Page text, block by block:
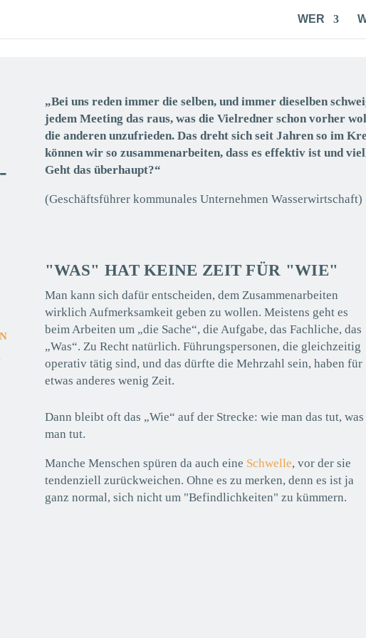
WER
„Bei uns reden immer die selben, und immer dieselben
jedem Meeting das raus, was die Vielredner schon vorher
die anderen unzufrieden. Das dreht sich seit Jahren so im
können wir so zusammenarbeiten, dass es effektiv ist und
Geht das überhaupt?“
(Geschäftsführer kommunales Unternehmen Wasserwirtschaft)
"WAS" HAT KEINE ZEIT FÜR "WIE"
Man kann sich dafür entscheiden, dem Zusammenarbeiten
wirklich Aufmerksamkeit geben zu wollen. Meistens geht es
beim Arbeiten um „die Sache“, die Aufgabe, das Fachliche, das
„Was“. Zu Recht natürlich. Führungspersonen, die gleichzeitig
operativ tätig sind, und das dürfte die Mehrzahl sein, haben für
etwas anderes wenig Zeit.
Dann bleibt oft das „Wie“ auf der Strecke: wie man das tut, was
man tut.
Manche Menschen spüren da auch eine Schwelle, vor der sie
tendenziell zurückweichen. Ohne es zu merken, denn es ist ja
ganz normal, sich nicht um "Befindlichkeiten" zu kümmern.